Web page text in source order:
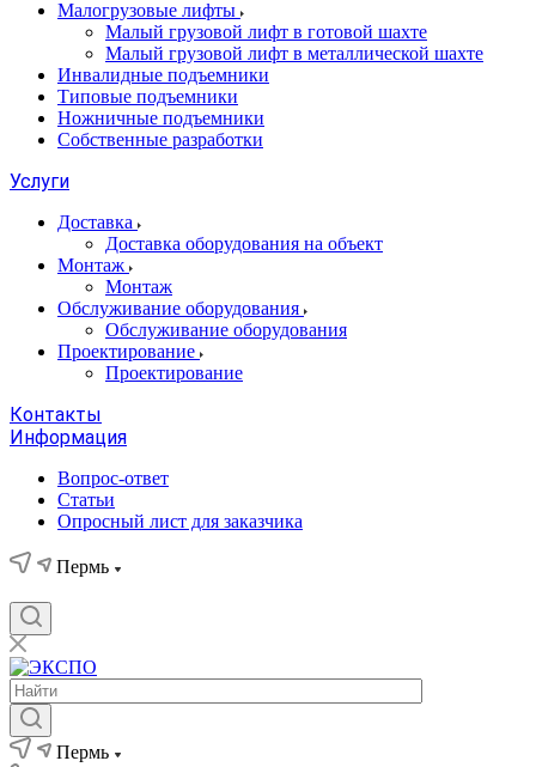
Малогрузовые лифты
Малый грузовой лифт в готовой шахте
Малый грузовой лифт в металлической шахте
Инвалидные подъемники
Типовые подъемники
Ножничные подъемники
Собственные разработки
Услуги
Доставка
Доставка оборудования на объект
Монтаж
Монтаж
Обслуживание оборудования
Обслуживание оборудования
Проектирование
Проектирование
Контакты
Информация
Вопрос-ответ
Статьи
Опросный лист для заказчика
Пермь
Пермь